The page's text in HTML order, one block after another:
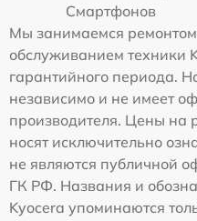
Смартфонов
Мы занимаемся
обслуживанием техники
гарантийного периода.
независимо и не имеет
производителя. Цены на
носят исключительно
не являются публичной
ГК РФ. Названия и
Kyocera упоминаются